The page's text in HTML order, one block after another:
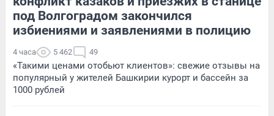
под Волгоградом закончился
избиениями и заявлениями в полицию
4 часа 5 462 49
«Такими ценами отобьют клиентов»: свежие отзывы на
популярный у жителей Башкирии курорт и бассейн за
1000 рублей